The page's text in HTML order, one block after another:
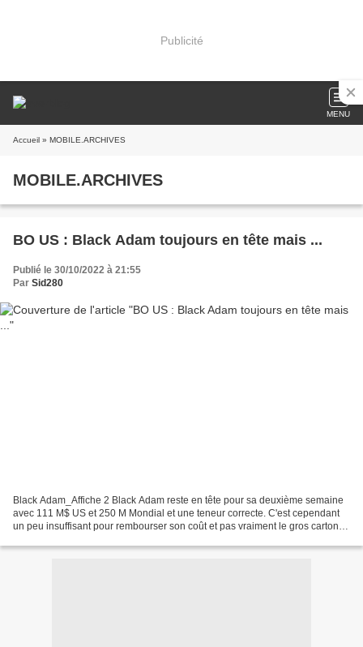
Publicité
MENU
Accueil » MOBILE.ARCHIVES
MOBILE.ARCHIVES
BO US : Black Adam toujours en tête mais ...
Publié le 30/10/2022 à 21:55
Par Sid280
Black Adam_Affiche 2 Black Adam reste en tête pour sa deuxième semaine
avec 111 M$ US et 250 M Mondial et une teneur correcte. C'est cependant
un peu insuffisant pour rembourser son coût et pas vraiment le gros carton